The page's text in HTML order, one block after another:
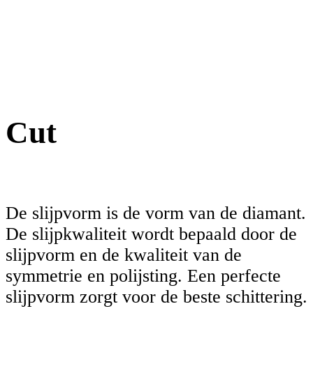
Cut
De slijpvorm is de vorm van de diamant.
De slijpkwaliteit wordt bepaald door de
slijpvorm en de kwaliteit van de
symmetrie en polijsting. Een perfecte
slijpvorm zorgt voor de beste schittering.